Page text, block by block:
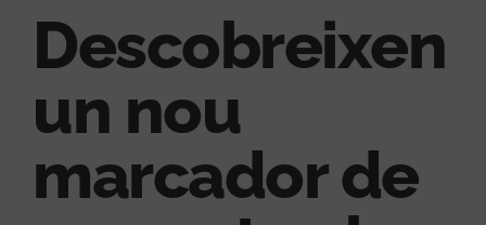
Descobreixen
un nou
marcador de